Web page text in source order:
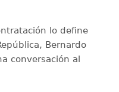
lo define
Bernardo
conversación al